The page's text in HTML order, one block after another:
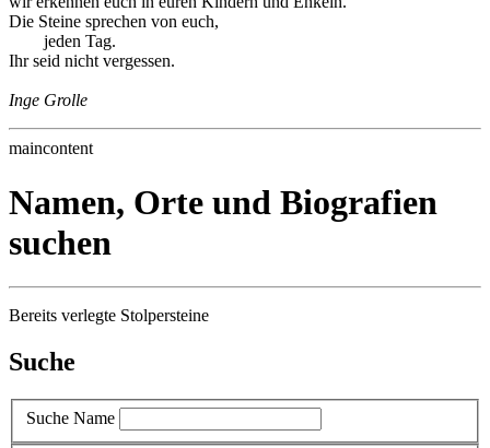
Die Steine sprechen von euch,
jeden Tag.
Ihr seid nicht vergessen.
Inge Grolle
maincontent
Namen, Orte und Biografien
suchen
Bereits verlegte Stolpersteine
Suche
Suche Name